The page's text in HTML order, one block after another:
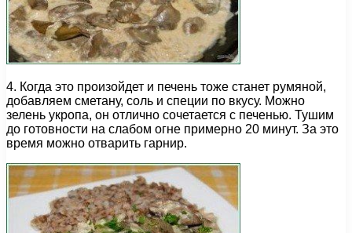
4. Когда это произойдет и печень тоже станет румяной,
добавляем сметану, соль и специи по вкусу. Можно
зелень укропа, он отлично сочетается с печенью. Тушим
до готовности на слабом огне примерно 20 минут. За это
время можно отварить гарнир.